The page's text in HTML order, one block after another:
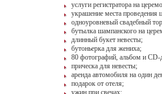
услуги регистратора на
украшение места проведения
одноуровневый свадебный
бутылка шампанского на
длинный букет невесты;
бутоньерка для жениха;
80 фотографий, альбом и
прическа для невесты;
аренда автомобиля на один
подарок от отеля;
ужин при свечах;